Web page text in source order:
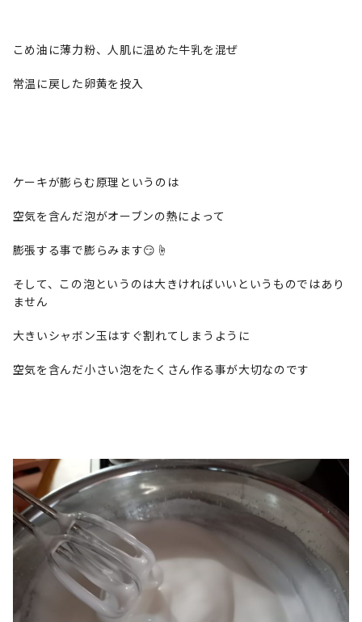
こめ油に薄力粉、人肌に温めた牛乳を混ぜ
常温に戻した卵黄を投入
ケーキが膨らむ原理というのは
空気を含んだ泡がオーブンの熱によって
膨張する事で膨らみます😏☝️
そして、この泡というのは大きければいいというものではあり
ません
大きいシャボン玉はすぐ割れてしまうように
空気を含んだ小さい泡をたくさん作る事が大切なのです